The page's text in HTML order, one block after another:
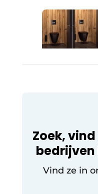
Zoek,
bedrijven
Vind ze in